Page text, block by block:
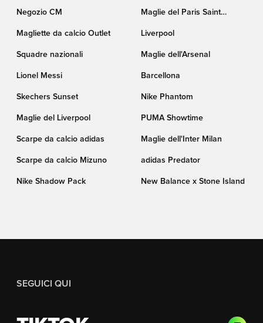
Negozio CM
Maglie del Paris Saint
Magliette da calcio Outlet
Liverpool
Squadre nazionali Maglie dell'Arsenal
Lionel Messi Barcellona
Skechers Sunset Nike Phantom
Maglie del Liverpool PUMA Showtime
Scarpe da calcio adidas Maglie dell'Inter Milan
Scarpe da calcio Mizuno adidas Predator
Nike Shadow Pack New Balance x Stone Island
SEGUICI QUI